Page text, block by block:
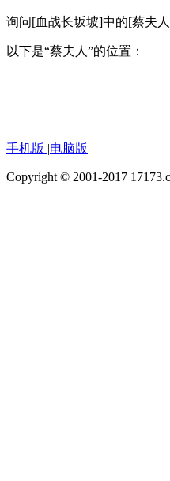
询问[血战长坂坡]中的[蔡夫人
以下是“蔡夫人”的位置：
手机版 |电脑版
Copyright © 2001-2017